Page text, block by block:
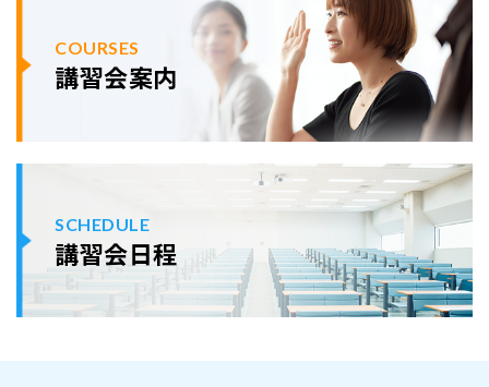
COURSES
講習会案内
SCHEDULE
講習会日程